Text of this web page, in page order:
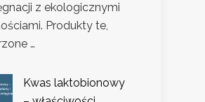
z ekologicznymi
Produkty te,
…
Kwas laktobionowy